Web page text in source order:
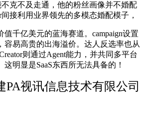
不克不及走通，他的粉丝画像并不婚配
接利用业界领先的多模态婚配模子，
千亿美元的蓝海赛道。campaign设置
容易高贵的出海溢价。达人反选率也从
则通过Agent能力，并共同多平台
明显是SaaS东西所无法具备的！
PA视讯信息技术有限公司